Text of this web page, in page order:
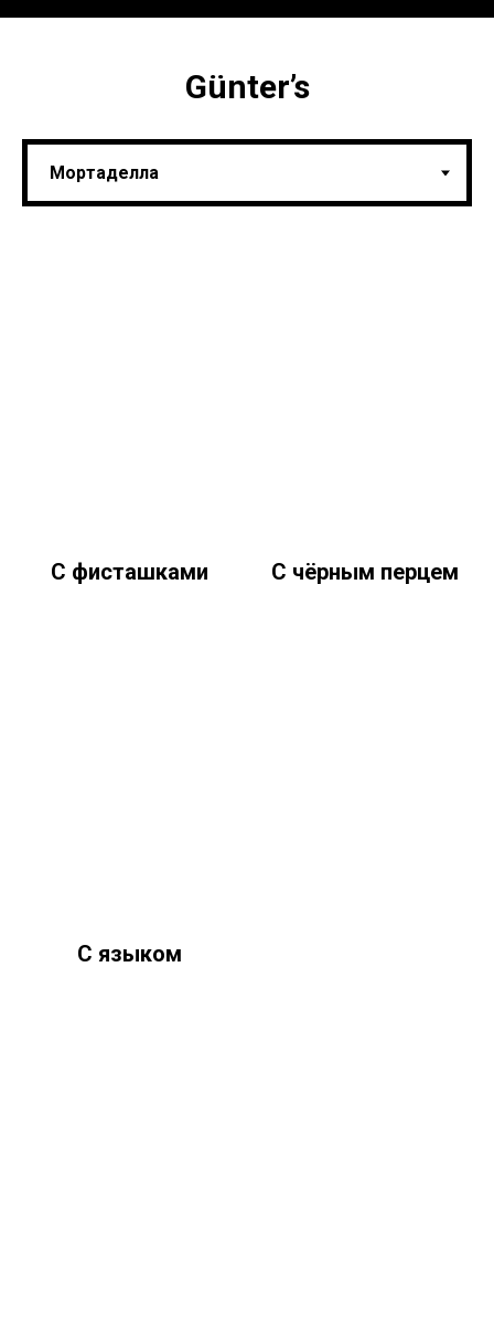
Günter’s
С фисташками С чёрным перцем
С языком